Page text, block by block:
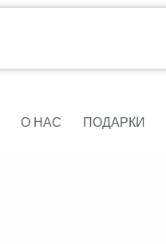
О НАС ПОДАРКИ